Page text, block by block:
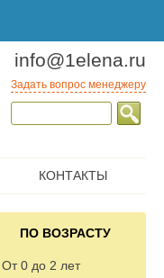
info@1elena.ru
Задать вопрос менеджеру
КОНТАКТЫ
ПО ВОЗРАСТУ
От 0 до 2 лет